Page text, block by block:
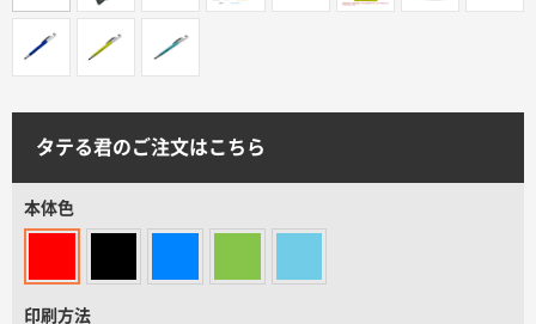
サイトメニュー
ご注文の流れ
お見積書の作成方法
タテる君のご注文はこちら
本体色
印刷方法